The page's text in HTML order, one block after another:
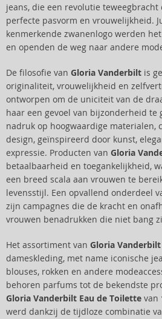
jeans, die een revolutie
perfecte pasvorm en vrouwelijkheid.
kenmerkende zwanenlogo werden
en openden de weg naar andere
De filosofie van Gloria Vanderbilt is
originaliteit, vrouwelijkheid en
ontworpen om de uniciteit van de
haar een gevoel van bijzonderheid te
nadruk op hoogwaardige materialen,
design, geïnspireerd door kunst,
expressie. Producten van Gloria
betaalbaarheid en toegankelijkheid,
een breed scala aan vrouwen te
levensstijl. Een opvallend onderdeel
zijn campagnes die de kracht en
vrouwen benadrukken die niet bang
Het assortiment van Gloria Vanderbilt
dameskleding, met name iconische
blouses, rokken en andere
behoren parfums tot de bekendste
Gloria Vanderbilt Eau de Toilette van
werd dankzij de tijdloze combinatie